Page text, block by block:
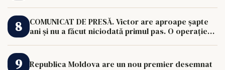
COMUNICAT DE PRESĂ. Victor are aproape șapte
ani și nu a făcut niciodată primul pas. O operație
Republica Moldova are un nou premier desemnat